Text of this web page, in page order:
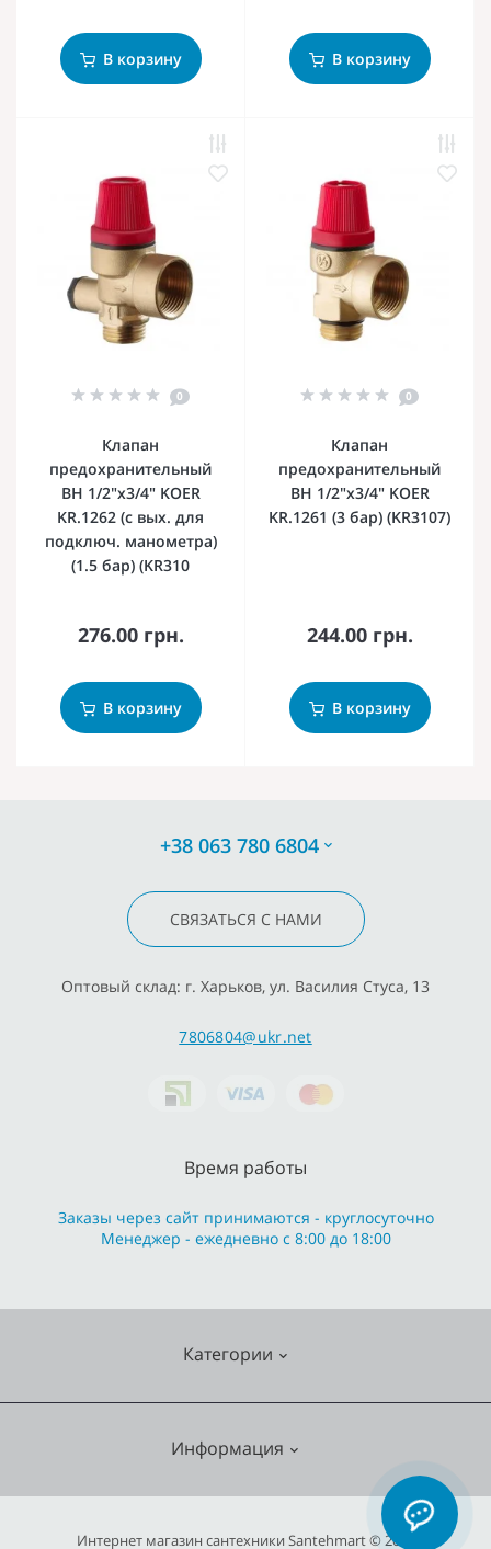
В корзину В корзину
0
Клапан
предохрaнительный
ВН 1/2"х3/4" KOER
KR.1262 (с вых. для
подключ. манометра)
(1.5 бар) (KR310
276.00 грн.
В корзину
0
Клапан
предохранительный
ВН 1/2"х3/4" KOER
KR.1261 (3 бар) (KR3107)
244.00 грн.
В корзину
+38 063 780 6804
СВЯЗАТЬСЯ С НАМИ
Оптовый склад: г. Харьков, ул. Василия Стуса, 13
7806804@ukr.net
Категории
Информация
Время работы
Заказы через сайт принимаются - круглосуточно
Менеджер - ежедневно с 8:00 до 18:00
Интернет магазин сантехники Santehmart © 2026